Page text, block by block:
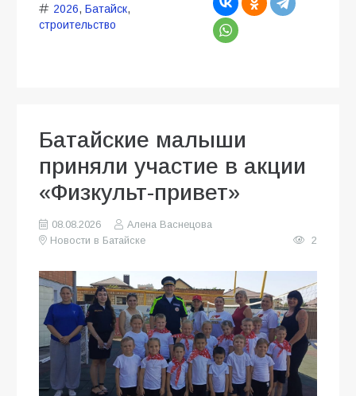
2026, Батайск,
строительство
Батайские малыши
приняли участие в акции
«Физкульт-привет»
08.08.2026
Алена Васнецова
Новости в Батайске
2